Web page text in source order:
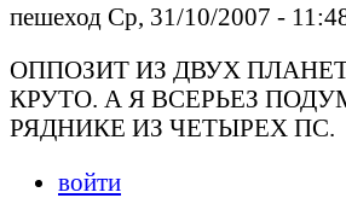
пешеход Ср, 31/10/2007 -
ОППОЗИТ ИЗ ДВУХ
КРУТО. А Я ВСЕРЬЕЗ
РЯДНИКЕ ИЗ ЧЕТЫРЕХ ПС.
войти